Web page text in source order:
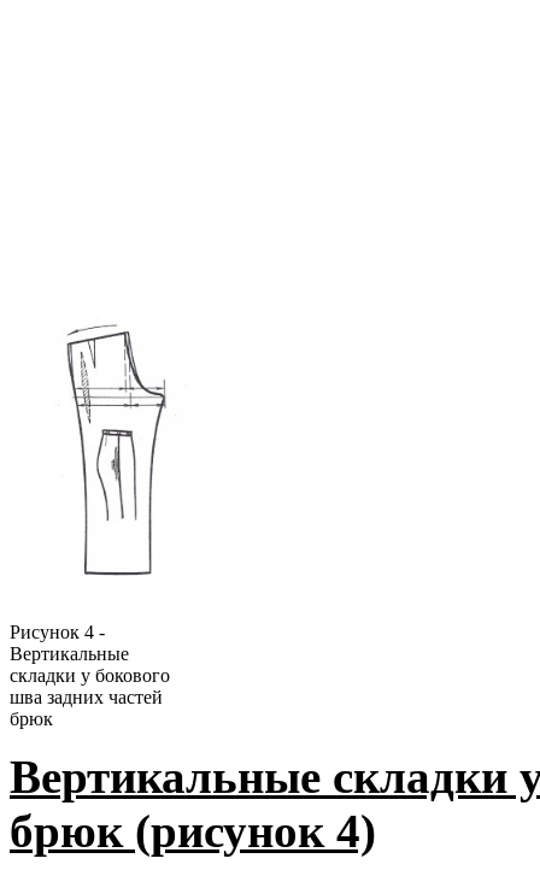
Рисунок 4 -
Вертикальные
складки у бокового
шва задних частей
брюк
Вертикальные складки
брюк (рисунок 4)